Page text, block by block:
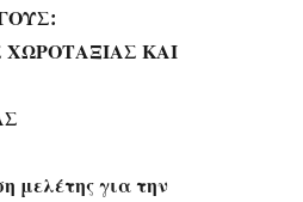
ΚΑΙ
μελέτης για την